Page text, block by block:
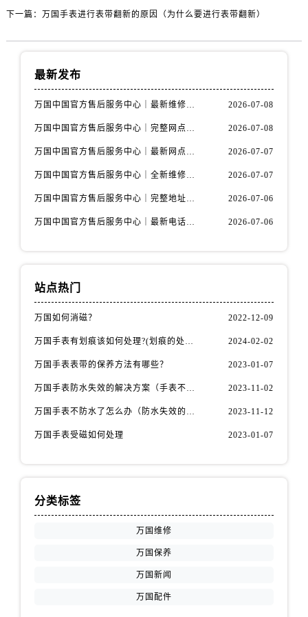
黑龙江省双鸭山市尖山区新兴大街万国售后服务中心（需提前预约）
下一篇： 万国手表进行表带翻新的原因（为什么要进行表带翻新）
最新发布
万国中国官方售后服务中心｜最新维修地址及官方电话权威信息声明（2026年7月最新） 2026-07-08
万国中国官方售后服务中心｜完整网点地址与服务电话权威信息通告（2026年7月最新） 2026-07-08
万国中国官方售后服务中心｜最新网点地址与24小时热线权威信息通知（2026年7月最新） 2026-07-07
万国中国官方售后服务中心｜全新维修地址及客服热线权威信息通告（2026年7月最新） 2026-07-07
万国中国官方售后服务中心｜完整地址及服务热线权威信息通知（2026年7月最新） 2026-07-06
万国中国官方售后服务中心｜最新电话及维修地址权威信息声明（2026年7月最新） 2026-07-06
站点热门
万国如何消磁？ 2022-12-09
万国手表有划痕该如何处理?(划痕的处理方法) 2024-02-02
万国手表表带的保养方法有哪些？ 2023-01-07
万国手表防水失效的解决方案（手表不防水了怎么办） 2023-11-02
万国手表不防水了怎么办（防水失效的原因） 2023-11-12
万国手表受磁如何处理 2023-01-07
分类标签
万国维修
万国保养
万国新闻
万国配件